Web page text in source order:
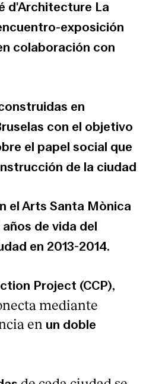
d'Architecture La
exposición
colaboración con
en
con el objetivo
el papel social que
de la ciudad
el Arts Santa Mònica
de vida del
en 2013-2014.
Project (CCP),
mediante
en un doble